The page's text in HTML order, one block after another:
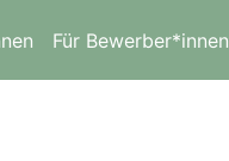
Für Bewerber*innen